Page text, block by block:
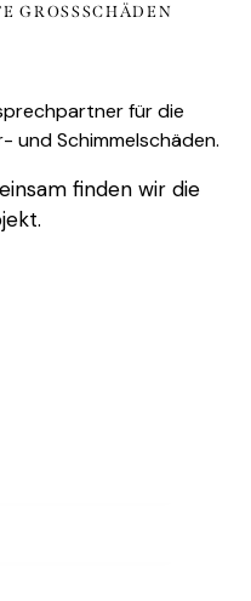
für die
und Schimmelschäden.
finden wir die